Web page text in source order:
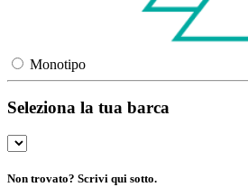
Monotipo
Seleziona la tua barca
Non trovato? Scrivi qui sotto.